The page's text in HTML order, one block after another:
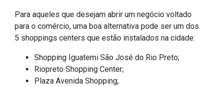
Para aqueles que desejam abrir um negócio voltado
para o comércio, uma boa alternativa pode ser um dos
5 shoppings centers que estão instalados na cidade:
Shopping Iguatemi São José do Rio Preto;
Riopreto Shopping Center;
Plaza Avenida Shopping;